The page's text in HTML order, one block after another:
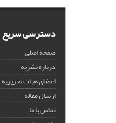
دسترسی سریع
صفحه اصلی
درباره نشریه
اعضای هیات تحریریه
ارسال مقاله
تماس با ما